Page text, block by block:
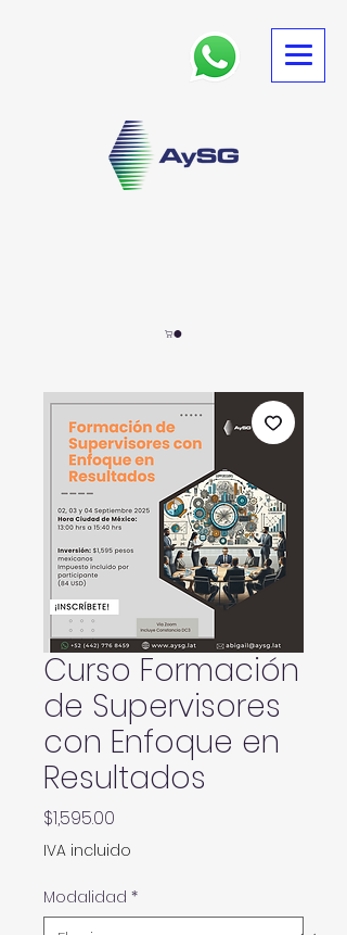
Curso Formación
de Supervisores
con Enfoque en
Resultados
$1,595.00
IVA incluido
Modalidad *